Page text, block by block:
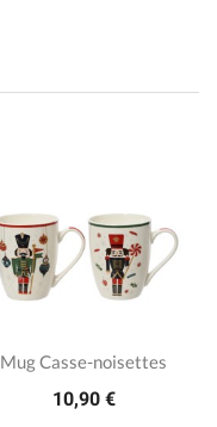
Mug Casse-noisettes
10,90 €